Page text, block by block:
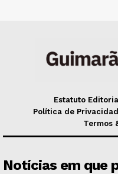
Estatuto
Política de
Termos
Notícias em que